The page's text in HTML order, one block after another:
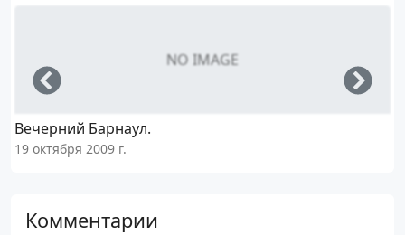
NO IMAGE
Вечерний Барнаул.
19 октября 2009 г.
Left
Комментарии